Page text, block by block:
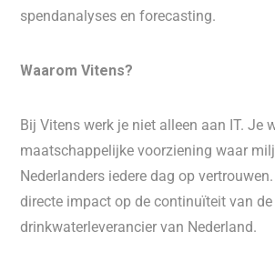
spendanalyses en forecasting.
Waarom Vitens?
Bij Vitens werk je niet alleen aan IT. Je
maatschappelijke voorziening waar
Nederlanders iedere dag op
directe impact op de continuïteit van
drinkwaterleverancier van Nederland.